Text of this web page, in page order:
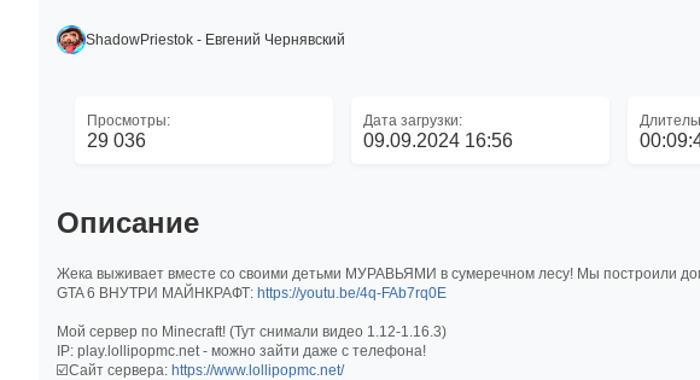
ShadowPriestok - Евгений Чернявский
Просмотры:
29 036
Дата загрузки:
09.09.2024 16:56
Описание
Жека выживает вместе со своими детьми МУРАВЬЯМИ в сумеречном лесу! Мы построили
GTA 6 ВНУТРИ МАЙНКРАФТ: https://youtu.be/4q-FAb7rq0E
Мой сервер по Minecraft! (Тут снимали видео 1.12-1.16.3)
IP: play.lollipopmc.net - можно зайти даже с телефона!
☑️Сайт сервера: https://www.lollipopmc.net/